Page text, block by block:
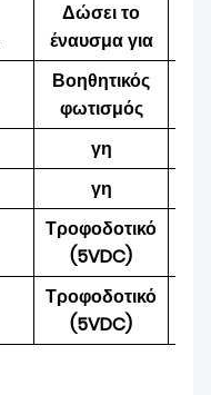
Δώσει το
έναυσμα για
Βοηθητικός
φωτισμός
γη
γη
Τροφοδοτικό
(5VDC)
Τροφοδοτικό
(5VDC)